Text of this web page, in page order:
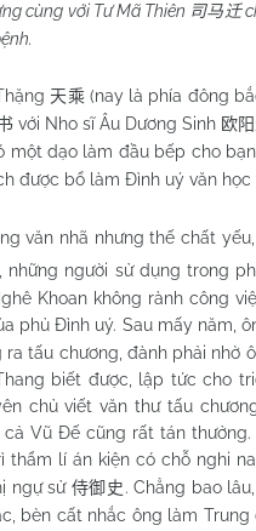
cùng với Tư Mã Thiên 司马迁
天乘 (nay là phía đông
với Nho sĩ Âu Dương Sinh 欧
một dạo làm đầu bếp cho
được bổ làm Đình uý văn
văn nhã nhưng thế chất
, những người sử dụng trong
Khoan không rành công
phủ Đình uý. Sau mấy năm,
tấu chương, đành phải nhờ
biết được, lập tức cho
chủ viết văn thư tấu
Vũ Đế cũng rất tán
thẩm lí án kiện có chỗ nghi
ngự sử 侍御史 . Chẳng bao
bèn cất nhắc ông làm Trung